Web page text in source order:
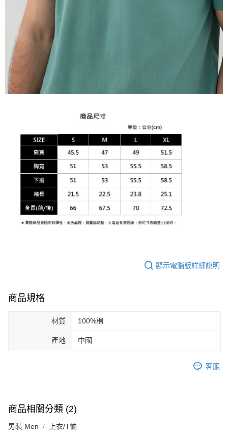
顯示電腦版詳細說明
商品規格
材質 100%棉
產地 中國
客服
商品相關分類 (2)
男裝 Men 上衣/T恤